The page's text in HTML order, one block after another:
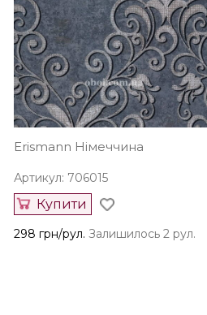
Erismann Німеччина
Артикул: 706015
Купити
298 грн/рул. Залишилось 2 рул.